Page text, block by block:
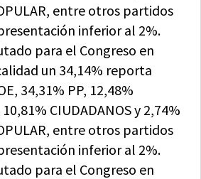
entre otros partidos
inferior al 2%.
para el Congreso en
un 34,14% reporta
34,31% PP, 12,48%
10,81% CIUDADANOS y 2,74%
entre otros partidos
inferior al 2%.
para el Congreso en